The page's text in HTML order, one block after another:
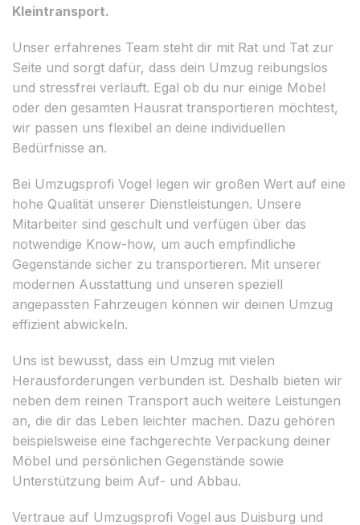
Kleintransport.
Unser erfahrenes Team steht dir mit Rat und Tat zur
Seite und sorgt dafür, dass dein Umzug reibungslos
und stressfrei verläuft. Egal ob du nur einige Möbel
oder den gesamten Hausrat transportieren möchtest,
wir passen uns flexibel an deine individuellen
Bedürfnisse an.
Bei Umzugsprofi Vogel legen wir großen Wert auf eine
hohe Qualität unserer Dienstleistungen. Unsere
Mitarbeiter sind geschult und verfügen über das
notwendige Know-how, um auch empfindliche
Gegenstände sicher zu transportieren. Mit unserer
modernen Ausstattung und unseren speziell
angepassten Fahrzeugen können wir deinen Umzug
effizient abwickeln.
Uns ist bewusst, dass ein Umzug mit vielen
Herausforderungen verbunden ist. Deshalb bieten wir
neben dem reinen Transport auch weitere Leistungen
an, die dir das Leben leichter machen. Dazu gehören
beispielsweise eine fachgerechte Verpackung deiner
Möbel und persönlichen Gegenstände sowie
Unterstützung beim Auf- und Abbau.
Vertraue auf Umzugsprofi Vogel aus Duisburg und